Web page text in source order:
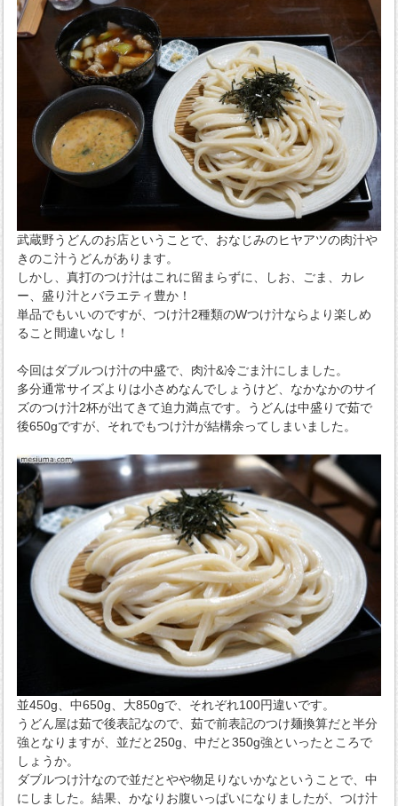
武蔵野うどんのお店ということで、おなじみのヒヤアツの肉汁や
きのこ汁うどんがあります。
しかし、真打のつけ汁はこれに留まらずに、しお、ごま、カレ
ー、盛り汁とバラエティ豊か！
単品でもいいのですが、つけ汁2種類のWつけ汁ならより楽しめ
ること間違いなし！
今回はダブルつけ汁の中盛で、肉汁&冷ごま汁にしました。
多分通常サイズよりは小さめなんでしょうけど、なかなかのサイ
ズのつけ汁2杯が出てきて迫力満点です。うどんは中盛りで茹で
後650gですが、それでもつけ汁が結構余ってしまいました。
並450g、中650g、大850gで、それぞれ100円違いです。
うどん屋は茹で後表記なので、茹で前表記のつけ麺換算だと半分
強となりますが、並だと250g、中だと350g強といったところで
しょうか。
ダブルつけ汁なので並だとやや物足りないかなということで、中
にしました。結果、かなりお腹いっぱいになりましたが、つけ汁